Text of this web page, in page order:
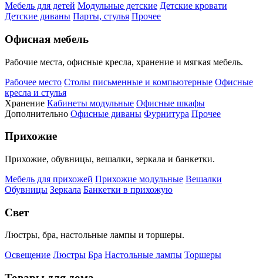
Мебель для детей Модульные детские Детские кровати
Детские диваны Парты, стулья Прочее
Офисная мебель
Рабочие места, офисные кресла, хранение и мягкая мебель.
Рабочее место Столы письменные и компьютерные Офисные
кресла и стулья
Хранение Кабинеты модульные Офисные шкафы
Дополнительно Офисные диваны Фурнитура Прочее
Прихожие
Прихожие, обувницы, вешалки, зеркала и банкетки.
Мебель для прихожей Прихожие модульные Вешалки
Обувницы Зеркала Банкетки в прихожую
Свет
Люстры, бра, настольные лампы и торшеры.
Освещение Люстры Бра Настольные лампы Торшеры